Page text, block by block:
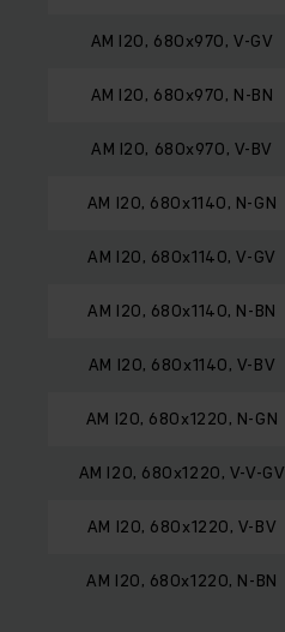
AM I20, 680x970, V-GV
AM I20, 680x970, N-BN
AM I20, 680x970, V-BV
AM I20, 680x1140, N-GN
AM I20, 680x1140, V-GV
AM I20, 680x1140, N-BN
AM I20, 680x1140, V-BV
AM I20, 680x1220, N-GN
AM I20, 680x1220, V-V-GV
AM I20, 680x1220, V-BV
AM I20, 680x1220, N-BN